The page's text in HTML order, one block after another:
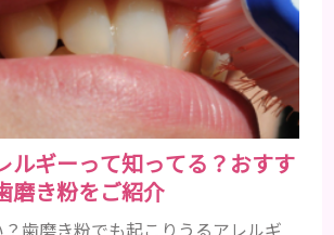
にただマスカラを除いただけでは、
腑抜けた印象になり、目元が引き締ま
...
ルギーって知ってる？おすす
磨き粉をご紹介
歯磨き粉でも起こりうるアレルギ